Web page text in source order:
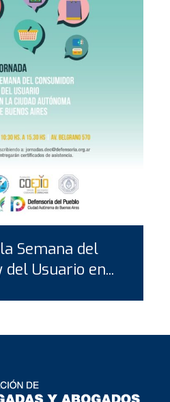
Semana del
Usuario en...